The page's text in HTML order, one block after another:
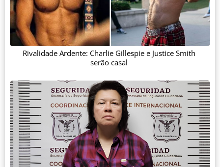
Rivalidade Ardente: Charlie Gillespie e Justice Smith
serão casal